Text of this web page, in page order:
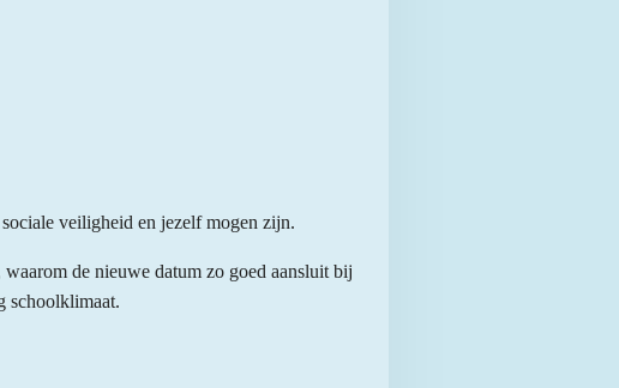
veiligheid en jezelf mogen zijn.
de nieuwe datum zo goed aansluit bij
schoolklimaat.